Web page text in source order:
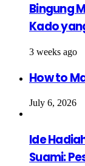
Bingung
Kado
3 weeks ago
How to
July 6, 2026
Ide
Suami: